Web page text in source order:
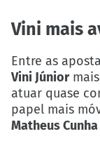
Vini mais
Entre as
Vini Júniormais
atuar quase
papel mais
Matheus